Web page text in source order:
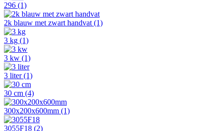
296 (1)
2k blauw met zwart handvat (1)
3 kg (1)
3 kw (1)
3 liter(1)
30 cm (4)
300x200x600mm (1)
3055F18 (2)